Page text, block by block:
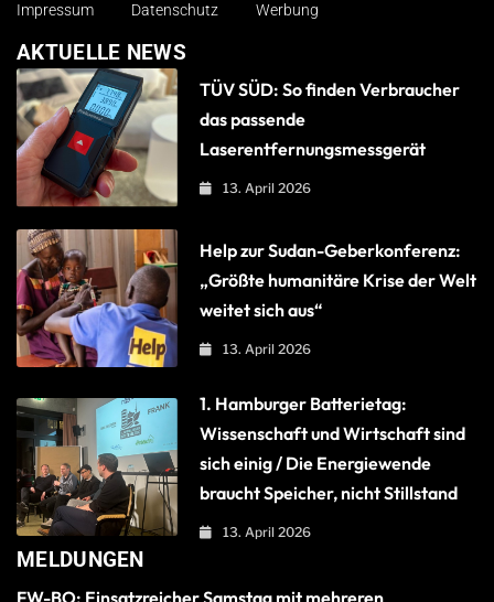
Impressum Datenschutz Werbung
AKTUELLE NEWS
TÜV SÜD: So finden Verbraucher
das passende
Laserentfernungsmessgerät
13. April 2026
Help zur Sudan-Geberkonferenz:
„Größte humanitäre Krise der Welt
weitet sich aus“
13. April 2026
1. Hamburger Batterietag:
Wissenschaft und Wirtschaft sind
sich einig / Die Energiewende
braucht Speicher, nicht Stillstand
13. April 2026
MELDUNGEN